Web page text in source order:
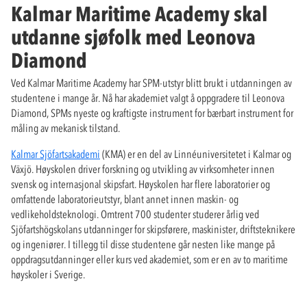
Kalmar Maritime Academy skal
utdanne sjøfolk med Leonova
Diamond
Ved Kalmar Maritime Academy har SPM-utstyr blitt brukt i utdanningen av
studentene i mange år. Nå har akademiet valgt å oppgradere til Leonova
Diamond, SPMs nyeste og kraftigste instrument for bærbart instrument for
måling av mekanisk tilstand.
Kalmar Sjöfartsakademi (KMA) er en del av Linnéuniversitetet i Kalmar og
Växjö. Høyskolen driver forskning og utvikling av virksomheter innen
svensk og internasjonal skipsfart. Høyskolen har flere laboratorier og
omfattende laboratorieutstyr, blant annet innen maskin- og
vedlikeholdsteknologi. Omtrent 700 studenter studerer årlig ved
Sjöfartshögskolans utdanninger for skipsførere, maskinister, driftsteknikere
og ingeniører. I tillegg til disse studentene går nesten like mange på
oppdragsutdanninger eller kurs ved akademiet, som er en av to maritime
høyskoler i Sverige.